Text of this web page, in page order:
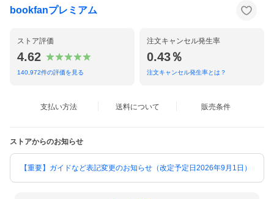
bookfanプレミアム
ストア評価
4.62
140,972件の評価を見る
注文キャンセル発生率
0.43％
注文キャンセル発生率とは？
支払い方法 送料について 販売条件
ストアからのお知らせ
【重要】ガイドなど表記変更のお知らせ（改定予定日2026年9月1日）